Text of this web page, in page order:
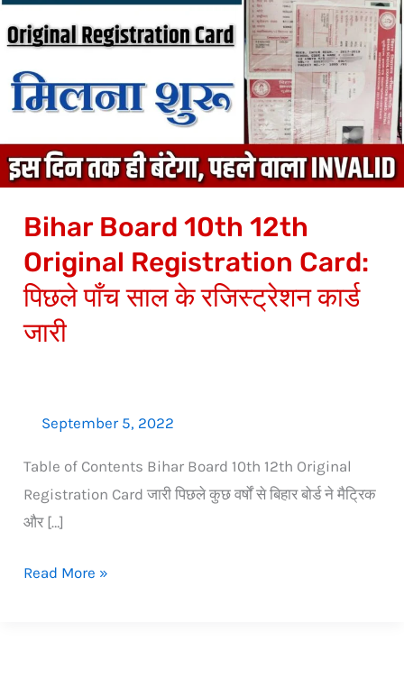
Bihar Board 10th 12th
Original Registration Card:
पिछले पाँच साल के रजिस्ट्रेशन कार्ड
जारी
September 5, 2022
Table of Contents Bihar Board 10th 12th Original
Registration Card जारी पिछले कुछ वर्षों से बिहार बोर्ड ने मैट्रिक
और […]
10th
Original
Registration
Card:
पिछले
साल
के
रजिस्ट्रेशन
कार्ड
जारी
Read More »